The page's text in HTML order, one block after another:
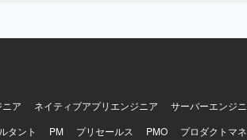
参画いただけます。要件整理からテストまで一
ア ネイティブアプリエンジニア
サーバーエンジ
タント PM プリセールス PMO
プロダクトマ